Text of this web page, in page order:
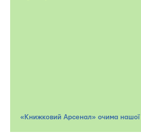
«Книжковий Арсенал» очима нашої